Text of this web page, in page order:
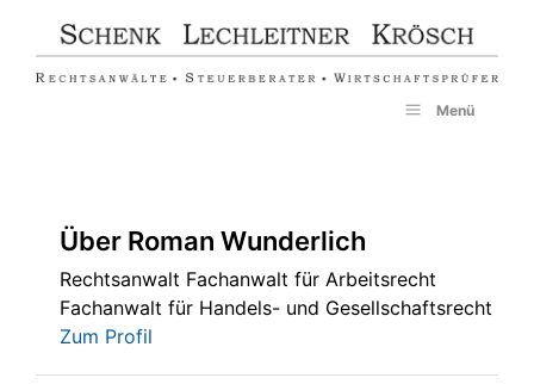
springen
Menü
Über Roman Wunderlich
Rechtsanwalt Fachanwalt für Arbeitsrecht
Fachanwalt für Handels- und Gesellschaftsrecht
Zum Profil